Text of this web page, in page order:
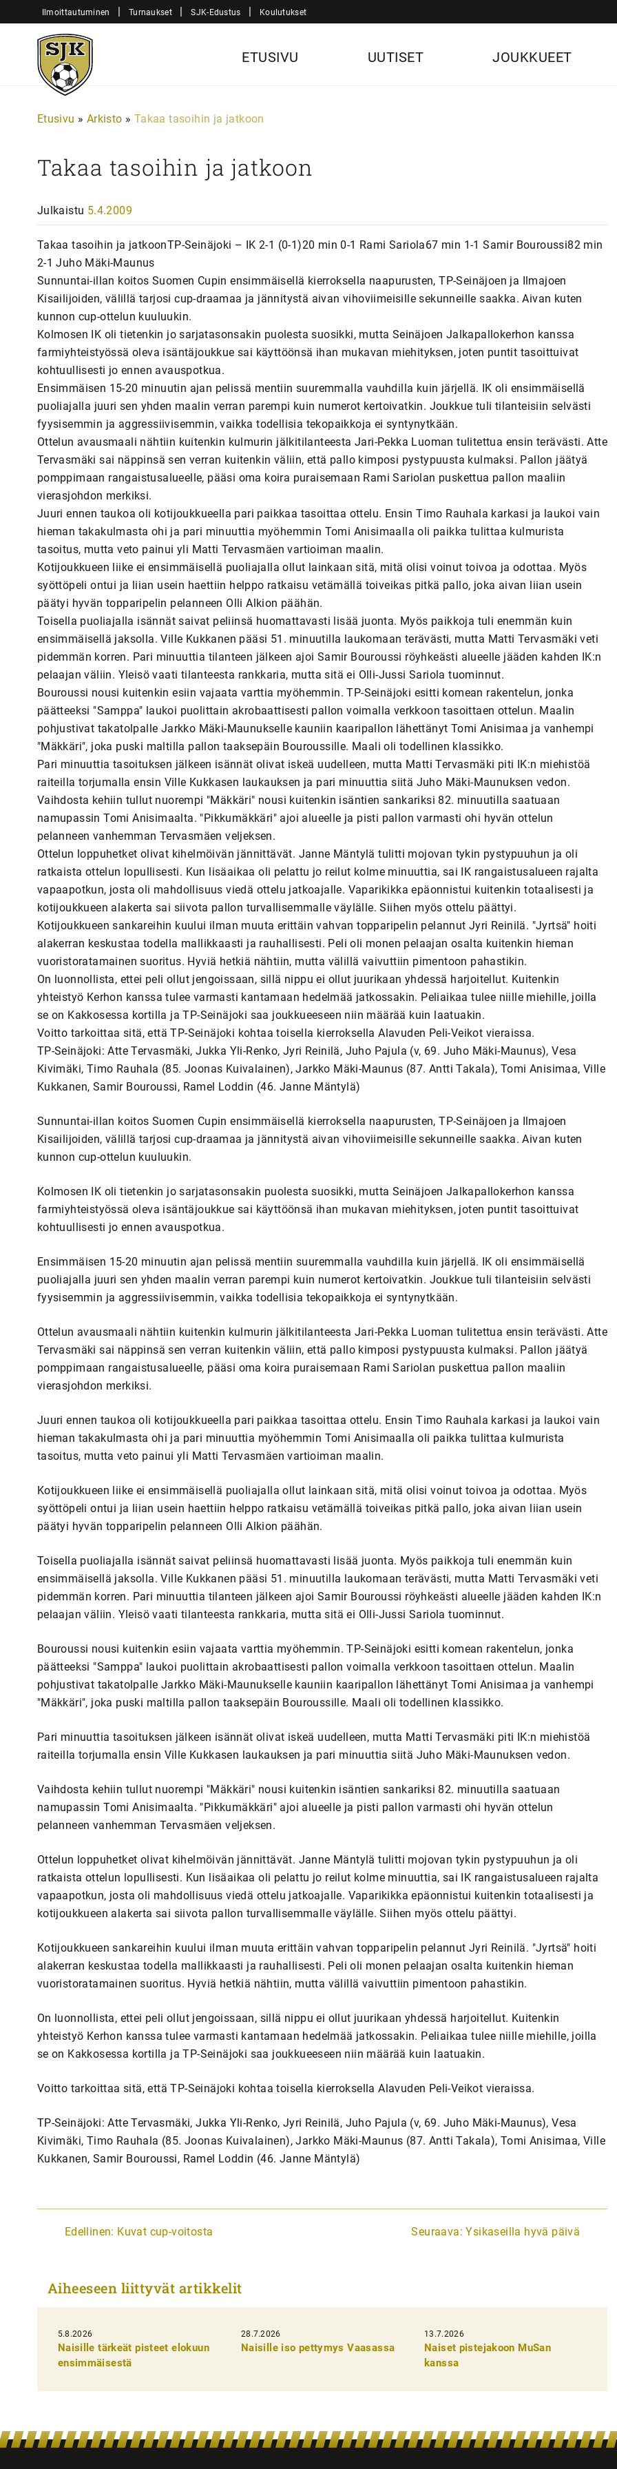
sisältöön
Ilmoittautuminen | Turnaukset | SJK-Edustus | Koulutukset
Sjk-
Juniorit
ETUSIVU UUTISET JOUKKUEET
Etusivu » Arkisto » Takaa tasoihin ja jatkoon
Takaa tasoihin ja jatkoon
Julkaistu 5.4.2009
Takaa tasoihin ja jatkoonTP-Seinäjoki – IK 2-1 (0-1)20 min 0-1 Rami Sariola67 min 1-1 Samir Bouroussi82 min
2-1 Juho Mäki-Maunus
Sunnuntai-illan koitos Suomen Cupin ensimmäisellä kierroksella naapurusten, TP-Seinäjoen ja Ilmajoen
Kisailijoiden, välillä tarjosi cup-draamaa ja jännitystä aivan vihoviimeisille sekunneille saakka. Aivan kuten
kunnon cup-ottelun kuuluukin.
Kolmosen IK oli tietenkin jo sarjatasonsakin puolesta suosikki, mutta Seinäjoen Jalkapallokerhon kanssa
farmiyhteistyössä oleva isäntäjoukkue sai käyttöönsä ihan mukavan miehityksen, joten puntit tasoittuivat
kohtuullisesti jo ennen avauspotkua.
Ensimmäisen 15-20 minuutin ajan pelissä mentiin suuremmalla vauhdilla kuin järjellä. IK oli ensimmäisellä
puoliajalla juuri sen yhden maalin verran parempi kuin numerot kertoivatkin. Joukkue tuli tilanteisiin selvästi
fyysisemmin ja aggressiivisemmin, vaikka todellisia tekopaikkoja ei syntynytkään.
Ottelun avausmaali nähtiin kuitenkin kulmurin jälkitilanteesta Jari-Pekka Luoman tulitettua ensin terävästi. Atte
Tervasmäki sai näppinsä sen verran kuitenkin väliin, että pallo kimposi pystypuusta kulmaksi. Pallon jäätyä
pomppimaan rangaistusalueelle, pääsi oma koira puraisemaan Rami Sariolan puskettua pallon maaliin
vierasjohdon merkiksi.
Juuri ennen taukoa oli kotijoukkueella pari paikkaa tasoittaa ottelu. Ensin Timo Rauhala karkasi ja laukoi vain
hieman takakulmasta ohi ja pari minuuttia myöhemmin Tomi Anisimaalla oli paikka tulittaa kulmurista
tasoitus, mutta veto painui yli Matti Tervasmäen vartioiman maalin.
Kotijoukkueen liike ei ensimmäisellä puoliajalla ollut lainkaan sitä, mitä olisi voinut toivoa ja odottaa. Myös
syöttöpeli ontui ja liian usein haettiin helppo ratkaisu vetämällä toiveikas pitkä pallo, joka aivan liian usein
päätyi hyvän topparipelin pelanneen Olli Alkion päähän.
Toisella puoliajalla isännät saivat peliinsä huomattavasti lisää juonta. Myös paikkoja tuli enemmän kuin
ensimmäisellä jaksolla. Ville Kukkanen pääsi 51. minuutilla laukomaan terävästi, mutta Matti Tervasmäki veti
pidemmän korren. Pari minuuttia tilanteen jälkeen ajoi Samir Bouroussi röyhkeästi alueelle jääden kahden IK:n
pelaajan väliin. Yleisö vaati tilanteesta rankkaria, mutta sitä ei Olli-Jussi Sariola tuominnut.
Bouroussi nousi kuitenkin esiin vajaata varttia myöhemmin. TP-Seinäjoki esitti komean rakentelun, jonka
päätteeksi "Samppa" laukoi puolittain akrobaattisesti pallon voimalla verkkoon tasoittaen ottelun. Maalin
pohjustivat takatolpalle Jarkko Mäki-Maunukselle kauniin kaaripallon lähettänyt Tomi Anisimaa ja vanhempi
"Mäkkäri", joka puski maltilla pallon taaksepäin Bouroussille. Maali oli todellinen klassikko.
Pari minuuttia tasoituksen jälkeen isännät olivat iskeä uudelleen, mutta Matti Tervasmäki piti IK:n miehistöä
raiteilla torjumalla ensin Ville Kukkasen laukauksen ja pari minuuttia siitä Juho Mäki-Maunuksen vedon.
Vaihdosta kehiin tullut nuorempi "Mäkkäri" nousi kuitenkin isäntien sankariksi 82. minuutilla saatuaan
namupassin Tomi Anisimaalta. "Pikkumäkkäri" ajoi alueelle ja pisti pallon varmasti ohi hyvän ottelun
pelanneen vanhemman Tervasmäen veljeksen.
Ottelun loppuhetket olivat kihelmöivän jännittävät. Janne Mäntylä tulitti mojovan tykin pystypuuhun ja oli
ratkaista ottelun lopullisesti. Kun lisäaikaa oli pelattu jo reilut kolme minuuttia, sai IK rangaistusalueen rajalta
vapaapotkun, josta oli mahdollisuus viedä ottelu jatkoajalle. Vaparikikka epäonnistui kuitenkin totaalisesti ja
kotijoukkueen alakerta sai siivota pallon turvallisemmalle väylälle. Siihen myös ottelu päättyi.
Kotijoukkueen sankareihin kuului ilman muuta erittäin vahvan topparipelin pelannut Jyri Reinilä. "Jyrtsä" hoiti
alakerran keskustaa todella mallikkaasti ja rauhallisesti. Peli oli monen pelaajan osalta kuitenkin hieman
vuoristoratamainen suoritus. Hyviä hetkiä nähtiin, mutta välillä vaivuttiin pimentoon pahastikin.
On luonnollista, ettei peli ollut jengoissaan, sillä nippu ei ollut juurikaan yhdessä harjoitellut. Kuitenkin
yhteistyö Kerhon kanssa tulee varmasti kantamaan hedelmää jatkossakin. Peliaikaa tulee niille miehille, joilla
se on Kakkosessa kortilla ja TP-Seinäjoki saa joukkueeseen niin määrää kuin laatuakin.
Voitto tarkoittaa sitä, että TP-Seinäjoki kohtaa toisella kierroksella Alavuden Peli-Veikot vieraissa.
TP-Seinäjoki: Atte Tervasmäki, Jukka Yli-Renko, Jyri Reinilä, Juho Pajula (v, 69. Juho Mäki-Maunus), Vesa
Kivimäki, Timo Rauhala (85. Joonas Kuivalainen), Jarkko Mäki-Maunus (87. Antti Takala), Tomi Anisimaa, Ville
Kukkanen, Samir Bouroussi, Ramel Loddin (46. Janne Mäntylä)
Sunnuntai-illan koitos Suomen Cupin ensimmäisellä kierroksella naapurusten, TP-Seinäjoen ja Ilmajoen
Kisailijoiden, välillä tarjosi cup-draamaa ja jännitystä aivan vihoviimeisille sekunneille saakka. Aivan kuten
kunnon cup-ottelun kuuluukin.
Kolmosen IK oli tietenkin jo sarjatasonsakin puolesta suosikki, mutta Seinäjoen Jalkapallokerhon kanssa
farmiyhteistyössä oleva isäntäjoukkue sai käyttöönsä ihan mukavan miehityksen, joten puntit tasoittuivat
kohtuullisesti jo ennen avauspotkua.
Ensimmäisen 15-20 minuutin ajan pelissä mentiin suuremmalla vauhdilla kuin järjellä. IK oli ensimmäisellä
puoliajalla juuri sen yhden maalin verran parempi kuin numerot kertoivatkin. Joukkue tuli tilanteisiin selvästi
fyysisemmin ja aggressiivisemmin, vaikka todellisia tekopaikkoja ei syntynytkään.
Ottelun avausmaali nähtiin kuitenkin kulmurin jälkitilanteesta Jari-Pekka Luoman tulitettua ensin terävästi. Atte
Tervasmäki sai näppinsä sen verran kuitenkin väliin, että pallo kimposi pystypuusta kulmaksi. Pallon jäätyä
pomppimaan rangaistusalueelle, pääsi oma koira puraisemaan Rami Sariolan puskettua pallon maaliin
vierasjohdon merkiksi.
Juuri ennen taukoa oli kotijoukkueella pari paikkaa tasoittaa ottelu. Ensin Timo Rauhala karkasi ja laukoi vain
hieman takakulmasta ohi ja pari minuuttia myöhemmin Tomi Anisimaalla oli paikka tulittaa kulmurista
tasoitus, mutta veto painui yli Matti Tervasmäen vartioiman maalin.
Kotijoukkueen liike ei ensimmäisellä puoliajalla ollut lainkaan sitä, mitä olisi voinut toivoa ja odottaa. Myös
syöttöpeli ontui ja liian usein haettiin helppo ratkaisu vetämällä toiveikas pitkä pallo, joka aivan liian usein
päätyi hyvän topparipelin pelanneen Olli Alkion päähän.
Toisella puoliajalla isännät saivat peliinsä huomattavasti lisää juonta. Myös paikkoja tuli enemmän kuin
ensimmäisellä jaksolla. Ville Kukkanen pääsi 51. minuutilla laukomaan terävästi, mutta Matti Tervasmäki veti
pidemmän korren. Pari minuuttia tilanteen jälkeen ajoi Samir Bouroussi röyhkeästi alueelle jääden kahden IK:n
pelaajan väliin. Yleisö vaati tilanteesta rankkaria, mutta sitä ei Olli-Jussi Sariola tuominnut.
Bouroussi nousi kuitenkin esiin vajaata varttia myöhemmin. TP-Seinäjoki esitti komean rakentelun, jonka
päätteeksi "Samppa" laukoi puolittain akrobaattisesti pallon voimalla verkkoon tasoittaen ottelun. Maalin
pohjustivat takatolpalle Jarkko Mäki-Maunukselle kauniin kaaripallon lähettänyt Tomi Anisimaa ja vanhempi
"Mäkkäri", joka puski maltilla pallon taaksepäin Bouroussille. Maali oli todellinen klassikko.
Pari minuuttia tasoituksen jälkeen isännät olivat iskeä uudelleen, mutta Matti Tervasmäki piti IK:n miehistöä
raiteilla torjumalla ensin Ville Kukkasen laukauksen ja pari minuuttia siitä Juho Mäki-Maunuksen vedon.
Vaihdosta kehiin tullut nuorempi "Mäkkäri" nousi kuitenkin isäntien sankariksi 82. minuutilla saatuaan
namupassin Tomi Anisimaalta. "Pikkumäkkäri" ajoi alueelle ja pisti pallon varmasti ohi hyvän ottelun
pelanneen vanhemman Tervasmäen veljeksen.
Ottelun loppuhetket olivat kihelmöivän jännittävät. Janne Mäntylä tulitti mojovan tykin pystypuuhun ja oli
ratkaista ottelun lopullisesti. Kun lisäaikaa oli pelattu jo reilut kolme minuuttia, sai IK rangaistusalueen rajalta
vapaapotkun, josta oli mahdollisuus viedä ottelu jatkoajalle. Vaparikikka epäonnistui kuitenkin totaalisesti ja
kotijoukkueen alakerta sai siivota pallon turvallisemmalle väylälle. Siihen myös ottelu päättyi.
Kotijoukkueen sankareihin kuului ilman muuta erittäin vahvan topparipelin pelannut Jyri Reinilä. "Jyrtsä" hoiti
alakerran keskustaa todella mallikkaasti ja rauhallisesti. Peli oli monen pelaajan osalta kuitenkin hieman
vuoristoratamainen suoritus. Hyviä hetkiä nähtiin, mutta välillä vaivuttiin pimentoon pahastikin.
On luonnollista, ettei peli ollut jengoissaan, sillä nippu ei ollut juurikaan yhdessä harjoitellut. Kuitenkin
yhteistyö Kerhon kanssa tulee varmasti kantamaan hedelmää jatkossakin. Peliaikaa tulee niille miehille, joilla
se on Kakkosessa kortilla ja TP-Seinäjoki saa joukkueeseen niin määrää kuin laatuakin.
Voitto tarkoittaa sitä, että TP-Seinäjoki kohtaa toisella kierroksella Alavuden Peli-Veikot vieraissa.
TP-Seinäjoki: Atte Tervasmäki, Jukka Yli-Renko, Jyri Reinilä, Juho Pajula (v, 69. Juho Mäki-Maunus), Vesa
Kivimäki, Timo Rauhala (85. Joonas Kuivalainen), Jarkko Mäki-Maunus (87. Antti Takala), Tomi Anisimaa, Ville
Kukkanen, Samir Bouroussi, Ramel Loddin (46. Janne Mäntylä)
A
i
k
e
n
Edellinen: Kuvat cup-voitosta Seuraava: Ysikaseilla hyvä päivä
Aiheeseen liittyvät artikkelit
5.8.2026
Naisille tärkeät pisteet elokuun
ensimmäisestä
28.7.2026
Naisille iso pettymys Vaasassa
13.7.2026
Naiset pistejakoon MuSan
kanssa